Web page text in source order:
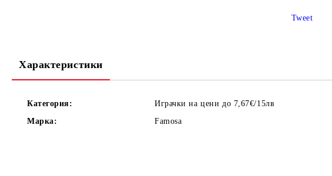
Tweet
Характеристики
Категория:
Играчки на цени до 7,67€/15лв
Марка:
Famosa